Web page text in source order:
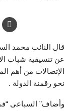
قال النائب محمد
عن تنسيقية شباب
الإتصالات من أهم
نحو رقمنة الدولة .
وأضاف” السباعى